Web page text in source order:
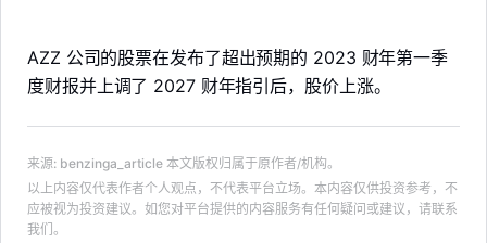
AZZ 公司的股票在发布了超出预期的 2023 财年第一季
度财报并上调了 2027 财年指引后，股价上涨。
来源: benzinga_article 本文版权归属于原作者/机构。
以上内容仅代表作者个人观点，不代表平台立场。本内容仅供投资参考，不
应被视为投资建议。如您对平台提供的内容服务有任何疑问或建议，请联系
我们。